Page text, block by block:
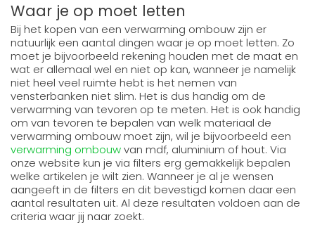
Waar je op moet letten
Bij het kopen van een verwarming ombouw zijn er
natuurlijk een aantal dingen waar je op moet letten. Zo
moet je bijvoorbeeld rekening houden met de maat en
wat er allemaal wel en niet op kan, wanneer je namelijk
niet heel veel ruimte hebt is het nemen van
vensterbanken niet slim. Het is dus handig om de
verwarming van tevoren op te meten. Het is ook handig
om van tevoren te bepalen van welk materiaal de
verwarming ombouw moet zijn, wil je bijvoorbeeld een
verwarming ombouwvan mdf, aluminium of hout. Via
onze website kun je via filters erg gemakkelijk bepalen
welke artikelen je wilt zien. Wanneer je al je wensen
aangeeft in de filters en dit bevestigd komen daar een
aantal resultaten uit. Al deze resultaten voldoen aan de
criteria waar jij naar zoekt.